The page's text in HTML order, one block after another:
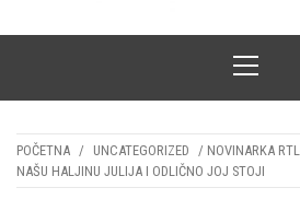
SANI
Menu
POČETNA / UNCATEGORIZED / NOVINARKA
NAŠU HALJINU JULIJA I ODLIČNO JOJ STOJI